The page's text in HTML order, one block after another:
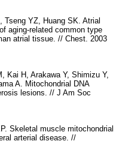
Tseng YZ, Huang SK. Atrial
aging-related common type
atrial tissue. // Chest. 2003
Kai H, Arakawa Y, Shimizu Y,
A. Mitochondrial DNA
lesions. // J Am Soc
Skeletal muscle mitochondrial
arterial disease. //